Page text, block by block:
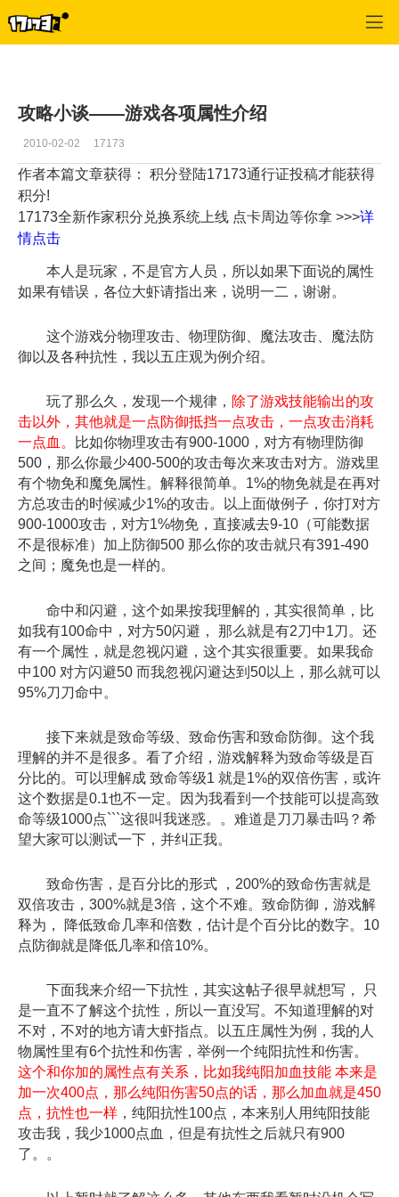
攻略小谈——游戏各项属性介绍
2010-02-02 17173
作者本篇文章获得： 积分登陆17173通行证投稿才能获得
积分!
17173全新作家积分兑换系统上线 点卡周边等你拿 >>>详
情点击
本人是玩家，不是官方人员，所以如果下面说的属性
如果有错误，各位大虾请指出来，说明一二，谢谢。
这个游戏分物理攻击、物理防御、魔法攻击、魔法防
御以及各种抗性，我以五庄观为例介绍。
玩了那么久，发现一个规律， 除了游戏技能输出的攻
击以外，其他就是一点防御抵挡一点攻击，一点攻击消耗
一点血。
比如你物理攻击有900-1000，对方有物理防御
500，那么你最少400-500的攻击每次来攻击对方。游戏里
有个物免和魔免属性。解释很简单。1%的物免就是在再对
方总攻击的时候减少1%的攻击。以上面做例子，你打对方
900-1000攻击，对方1%物免，直接减去9-10（可能数据
不是很标准）加上防御500 那么你的攻击就只有391-490
之间；魔免也是一样的。
命中和闪避，这个如果按我理解的，其实很简单，比
如我有100命中，对方50闪避， 那么就是有2刀中1刀。还
有一个属性，就是忽视闪避，这个其实很重要。如果我命
中100 对方闪避50 而我忽视闪避达到50以上，那么就可以
95%刀刀命中。
接下来就是致命等级、致命伤害和致命防御。这个我
理解的并不是很多。看了介绍，游戏解释为致命等级是百
分比的。可以理解成 致命等级1 就是1%的双倍伤害，或许
这个数据是0.1也不一定。因为我看到一个技能可以提高致
命等级1000点```这很叫我迷惑。。难道是刀刀暴击吗？希
望大家可以测试一下，并纠正我。
致命伤害，是百分比的形式 ，200%的致命伤害就是
双倍攻击，300%就是3倍，这个不难。致命防御，游戏解
释为， 降低致命几率和倍数，估计是个百分比的数字。10
点防御就是降低几率和倍10%。
下面我来介绍一下抗性，其实这帖子很早就想写， 只
是一直不了解这个抗性，所以一直没写。不知道理解的对
不对，不对的地方请大虾指点。以五庄属性为例，我的人
物属性里有6个抗性和伤害，举例一个纯阳抗性和伤害。
这个和你加的属性点有关系，比如我纯阳加血技能 本来是
加一次400点，那么纯阳伤害50点的话，那么加血就是450
点，抗性也一样 ，纯阳抗性100点，本来别人用纯阳技能
攻击我，我少1000点血，但是有抗性之后就只有900
了。。